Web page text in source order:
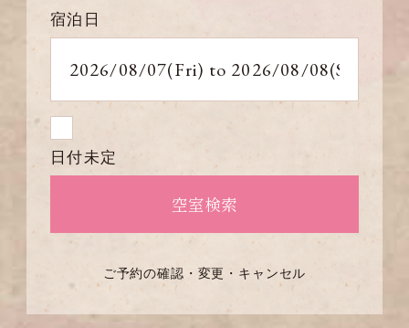
宿泊日
日付未定
ご予約の確認・変更・キャンセル